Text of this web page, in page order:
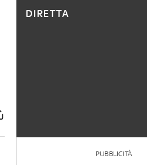
DIRETTA
PUBBLICITÀ